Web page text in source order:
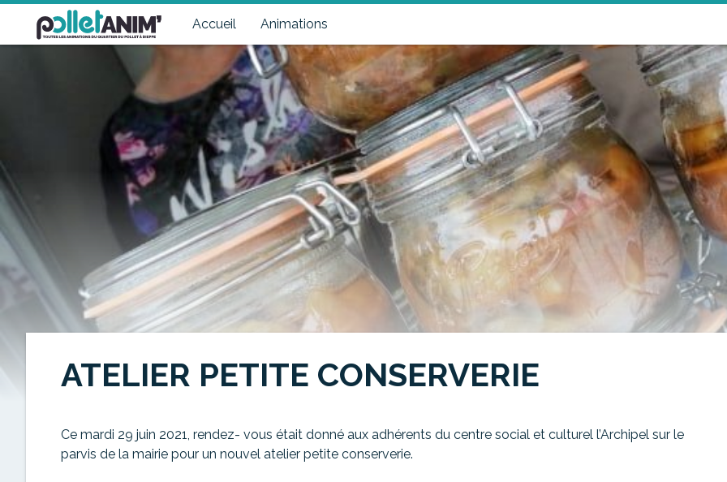
Accueil Animations
Pollet Anim'
Toutes les animations du quartier du Pollet à Dieppe
ATELIER PETITE CONSERVERIE
Ce mardi 29 juin 2021, rendez- vous était donné aux adhérents du centre social et culturel l’Archipel sur le
parvis de la mairie pour un nouvel atelier petite conserverie.